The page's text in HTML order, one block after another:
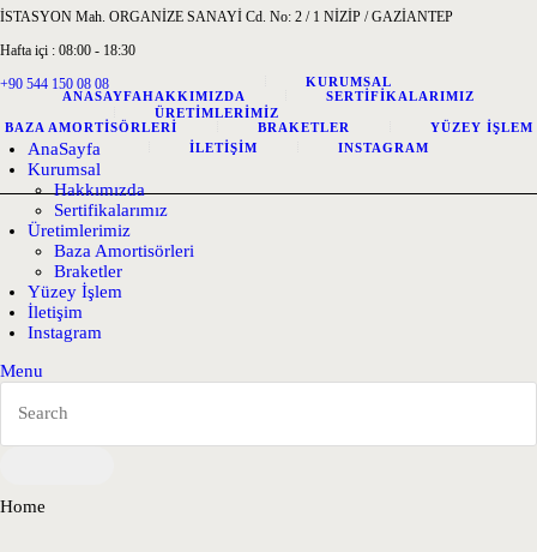
İSTASYON Mah. ORGANİZE SANAYİ Cd. No: 2 / 1 NİZİP / GAZİANTEP
Hafta içi : 08:00 - 18:30
+90 544 150 08 08
AnaSayfa
Kurumsal
Hakkımızda
Sertifikalarımız
Üretimlerimiz
Baza Amortisörleri
Braketler
Yüzey İşlem
İletişim
Instagram
Menu
Home
ANASAYFA
KURUMSAL
HAKKIMIZDA
SERTIFIKALARIMIZ
ÜRETIMLERIMIZ
BAZA AMORTISÖRLERI
BRAKETLER
YÜZEY İŞLEM
İLETIŞIM
INSTAGRAM